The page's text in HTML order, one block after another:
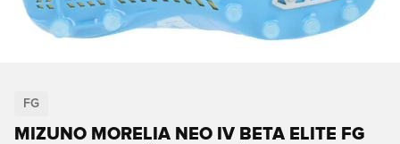
FG
MIZUNO MORELIA NEO IV BETA ELITE FG